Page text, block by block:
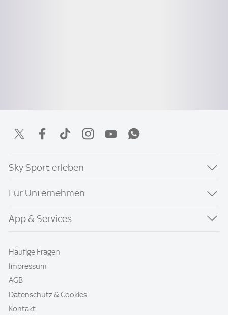
Sky Sport erleben
Für Unternehmen
App & Services
Häufige Fragen
Impressum
AGB
Datenschutz & Cookies
Kontakt